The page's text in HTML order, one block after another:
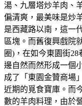
湯、九層塔炒羊肉、
偏清爽，最美味是炒
是西藏路以南，這一
區塊。而舊復興戲院
圈)，在如今東園街
邊自然而然形成一個
成了「東園金贊商場
近期的覓食寶庫。而
數的羊肉料理，由於